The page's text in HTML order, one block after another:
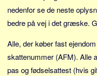
Thailand
Italien
USA
Alle
nedenfor se de neste
bedre på vej i det græske.
Alle, der køber fast
skattenummer (AFM). Alle
pas og fødselsattest (hvis